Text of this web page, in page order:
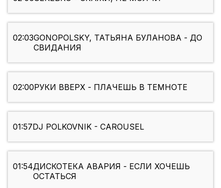
02:03GONOPOLSKY, ТАТЬЯНА БУЛАНОВА - ДО
СВИДАНИЯ
02:00РУКИ ВВЕРХ - ПЛАЧЕШЬ В ТЕМНОТЕ
01:57DJ POLKOVNIK - CAROUSEL
01:54ДИСКОТЕКА АВАРИЯ - ЕСЛИ ХОЧЕШЬ
ОСТАТЬСЯ